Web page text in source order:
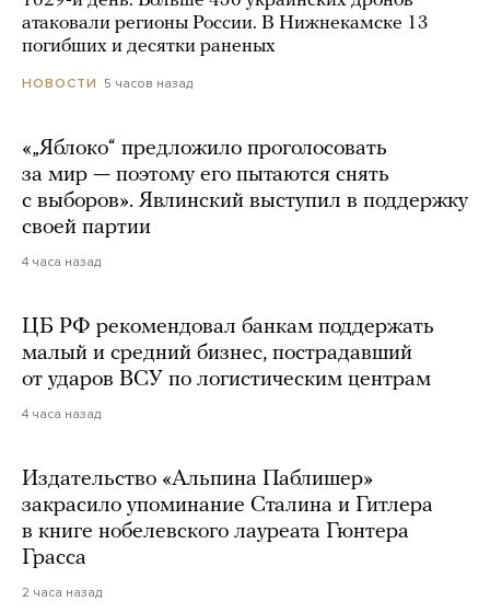
атаковали регионы России. В Нижнекамске 13
погибших и десятки раненых
НОВОСТИ 5 часов назад
«„Яблоко“ предложило проголосовать
за мир — поэтому его пытаются снять
с выборов». Явлинский выступил в поддержку
своей партии
4 часа назад
ЦБ РФ рекомендовал банкам поддержать
малый и средний бизнес, пострадавший
от ударов ВСУ по логистическим центрам
4 часа назад
Издательство «Альпина Паблишер»
закрасило упоминание Сталина и Гитлера
в книге нобелевского лауреата Гюнтера
Грасса
2 часа назад